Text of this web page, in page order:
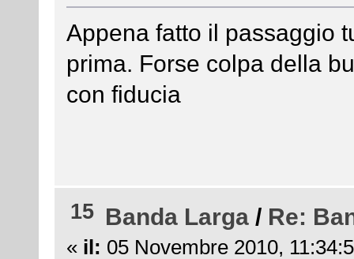
Appena fatto il passaggio
prima. Forse colpa della
con fiducia
15 Banda Larga / Re:
« il: 05 Novembre 2010,